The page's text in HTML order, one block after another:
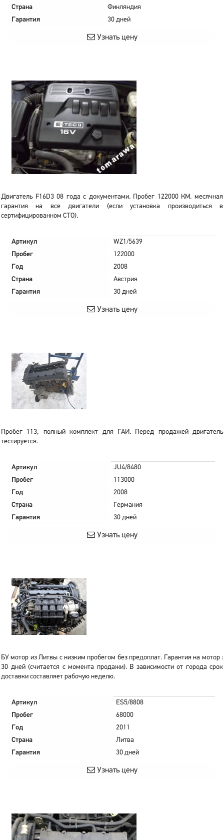
Страна
Финляндия
Гарантия
30 дней
Узнать цену
Двигатель F16D3 08 года с документами. Пробег 122000 КМ. месячная
гарантия на все двигатели (если установка производиться в
сертифицированном СТО).
Артикул
WZ1/5639
Пробег
122000
Год
2008
Страна
Австрия
Гарантия
30 дней
Узнать цену
Пробег 113, полный комплект для ГАИ. Перед продажей двигатель
тестируется.
Артикул
JU4/8480
Пробег
113000
Год
2008
Страна
Германия
Гарантия
30 дней
Узнать цену
БУ мотор из Литвы с низким пробегом без предоплат. Гарантия на мотор :
30 дней (считается с момента продажи). В зависимости от города срок
доставки составляет рабочую неделю.
Артикул
ES5/8808
Пробег
68000
Год
2011
Страна
Литва
Гарантия
30 дней
Узнать цену